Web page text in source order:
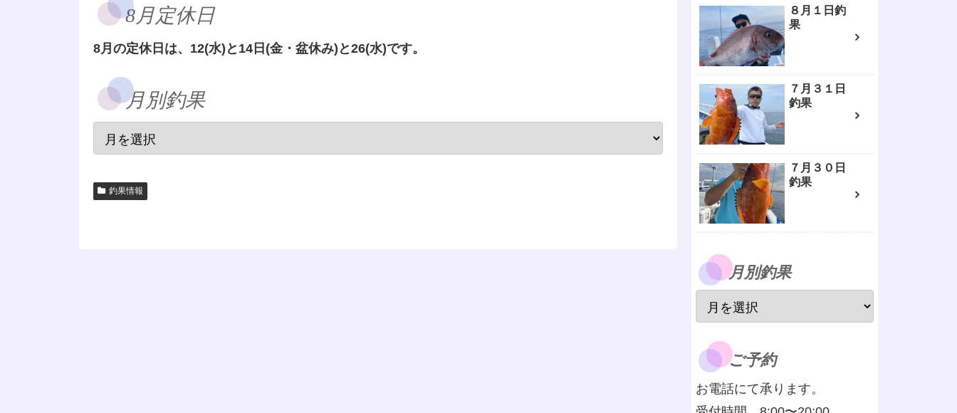
8月定休日
8月の定休日は、12(水)と14日(金・盆休み)と26(水)です。
月別釣果
釣果情報
８月１日釣
果
７月３１日
釣果
７月３０日
釣果
月別釣果
ご予約
お電話にて承ります。